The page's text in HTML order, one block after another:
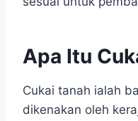
Apa Itu
Cukai tanah ialah
dikenakan oleh